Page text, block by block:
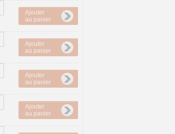
Ajouter
au panier
Ajouter
au panier
Ajouter
au panier
Ajouter
au panier